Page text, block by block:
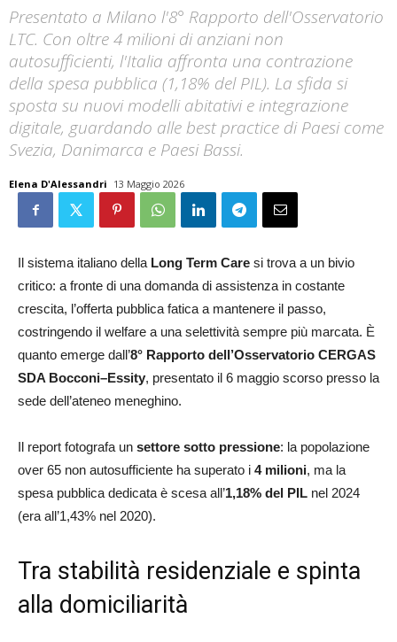
Presentato a Milano l'8° Rapporto dell'Osservatorio
LTC. Con oltre 4 milioni di anziani non
autosufficienti, l'Italia affronta una contrazione
della spesa pubblica (1,18% del PIL). La sfida si
sposta su nuovi modelli abitativi e integrazione
digitale, guardando alle best practice di Paesi come
Svezia, Danimarca e Paesi Bassi.
Elena D'Alessandri 13 Maggio 2026
Il sistema italiano della Long Term Care si trova a un bivio
critico: a fronte di una domanda di assistenza in costante
crescita, l’offerta pubblica fatica a mantenere il passo,
costringendo il welfare a una selettività sempre più marcata. È
quanto emerge dall’8° Rapporto dell’Osservatorio CERGAS
SDA Bocconi–Essity, presentato il 6 maggio scorso presso la
sede dell’ateneo meneghino.
Il report fotografa un settore sotto pressione: la popolazione
over 65 non autosufficiente ha superato i 4 milioni, ma la
spesa pubblica dedicata è scesa all’1,18% del PIL nel 2024
(era all’1,43% nel 2020).
Tra stabilità residenziale e spinta
alla domiciliarità